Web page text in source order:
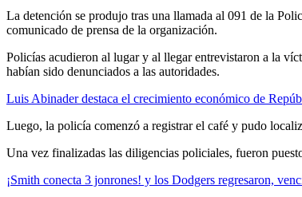
La detención se produjo tras una llamada al 091 de la
comunicado de prensa de la organización.
Policías acudieron al lugar y al llegar entrevistaron a la
habían sido denunciados a las autoridades.
Luis Abinader destaca el crecimiento económico de
Luego, la policía comenzó a registrar el café y pudo
Una vez finalizadas las diligencias policiales, fueron
¡Smith conecta 3 jonrones! y los Dodgers regresaron,